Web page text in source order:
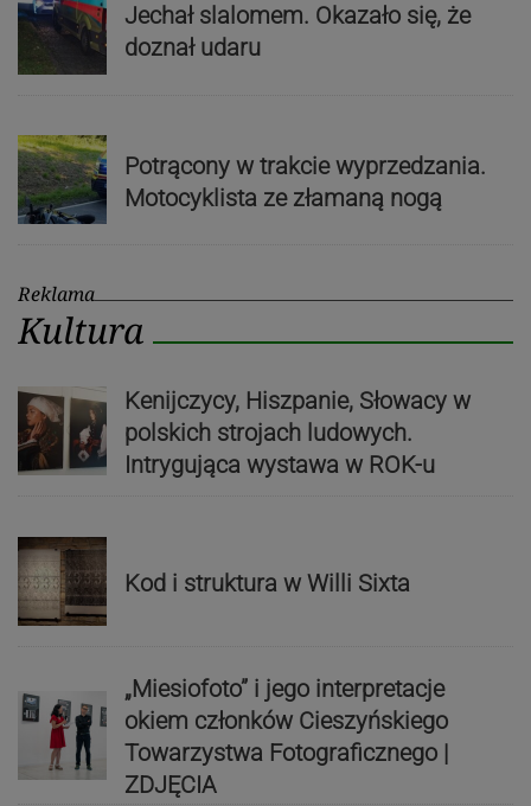
Jechał slalomem. Okazało się, że
doznał udaru
Potrącony w trakcie wyprzedzania.
Motocyklista ze złamaną nogą
Reklama
Kultura
Kenijczycy, Hiszpanie, Słowacy w
polskich strojach ludowych.
Intrygująca wystawa w ROK-u
Kod i struktura w Willi Sixta
„Miesiofoto” i jego interpretacje
okiem członków Cieszyńskiego
Towarzystwa Fotograficznego |
ZDJĘCIA